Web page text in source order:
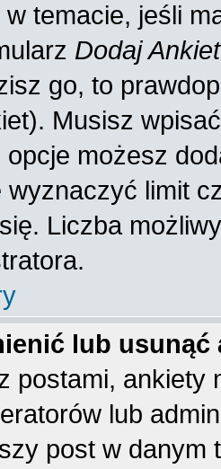
temacie, jeśli
Dodaj
go, to
Musisz
opcje możesz
wyznaczyć limit
Liczba
lub usunąć
postami,
lub
post w